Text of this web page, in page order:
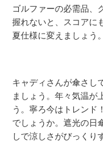
ゴルファーの必需品、
握れないと、スコアに
夏仕様に変えましょう。
キャディさんが傘さし
ましょう。年々気温が
う。寧ろ今はトレンド
でしょうか。遮光の日
しで涼しさがびっくり